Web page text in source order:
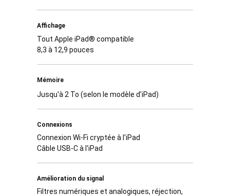
Affichage
Tout Apple iPad® compatible
8,3 à 12,9 pouces
Mémoire
Jusqu'à 2 To (selon le modèle d'iPad)
Connexions
Connexion Wi-Fi cryptée à l'iPad
Câble USB-C à l'iPad
Amélioration du signal
Filtres numériques et analogiques, réjection,